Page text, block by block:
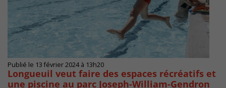
Publié le 13 février 2024 à 13h20
Longueuil veut faire des espaces récréatifs et
une piscine au parc Joseph-William-Gendron